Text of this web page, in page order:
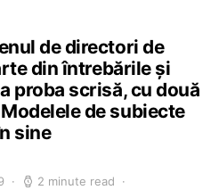
de directori de
din întrebările și
proba scrisă, cu două
de subiecte
sine
2 minute read